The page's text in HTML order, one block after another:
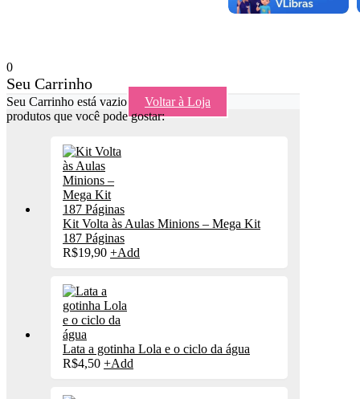
0
Seu Carrinho
Seu Carrinho está vazio
Voltar à Loja
produtos que você pode gostar:
Kit Volta às Aulas Minions – Mega Kit
187 Páginas
R$19,90 +Add
Lata a gotinha Lola e o ciclo da água
R$4,50 +Add